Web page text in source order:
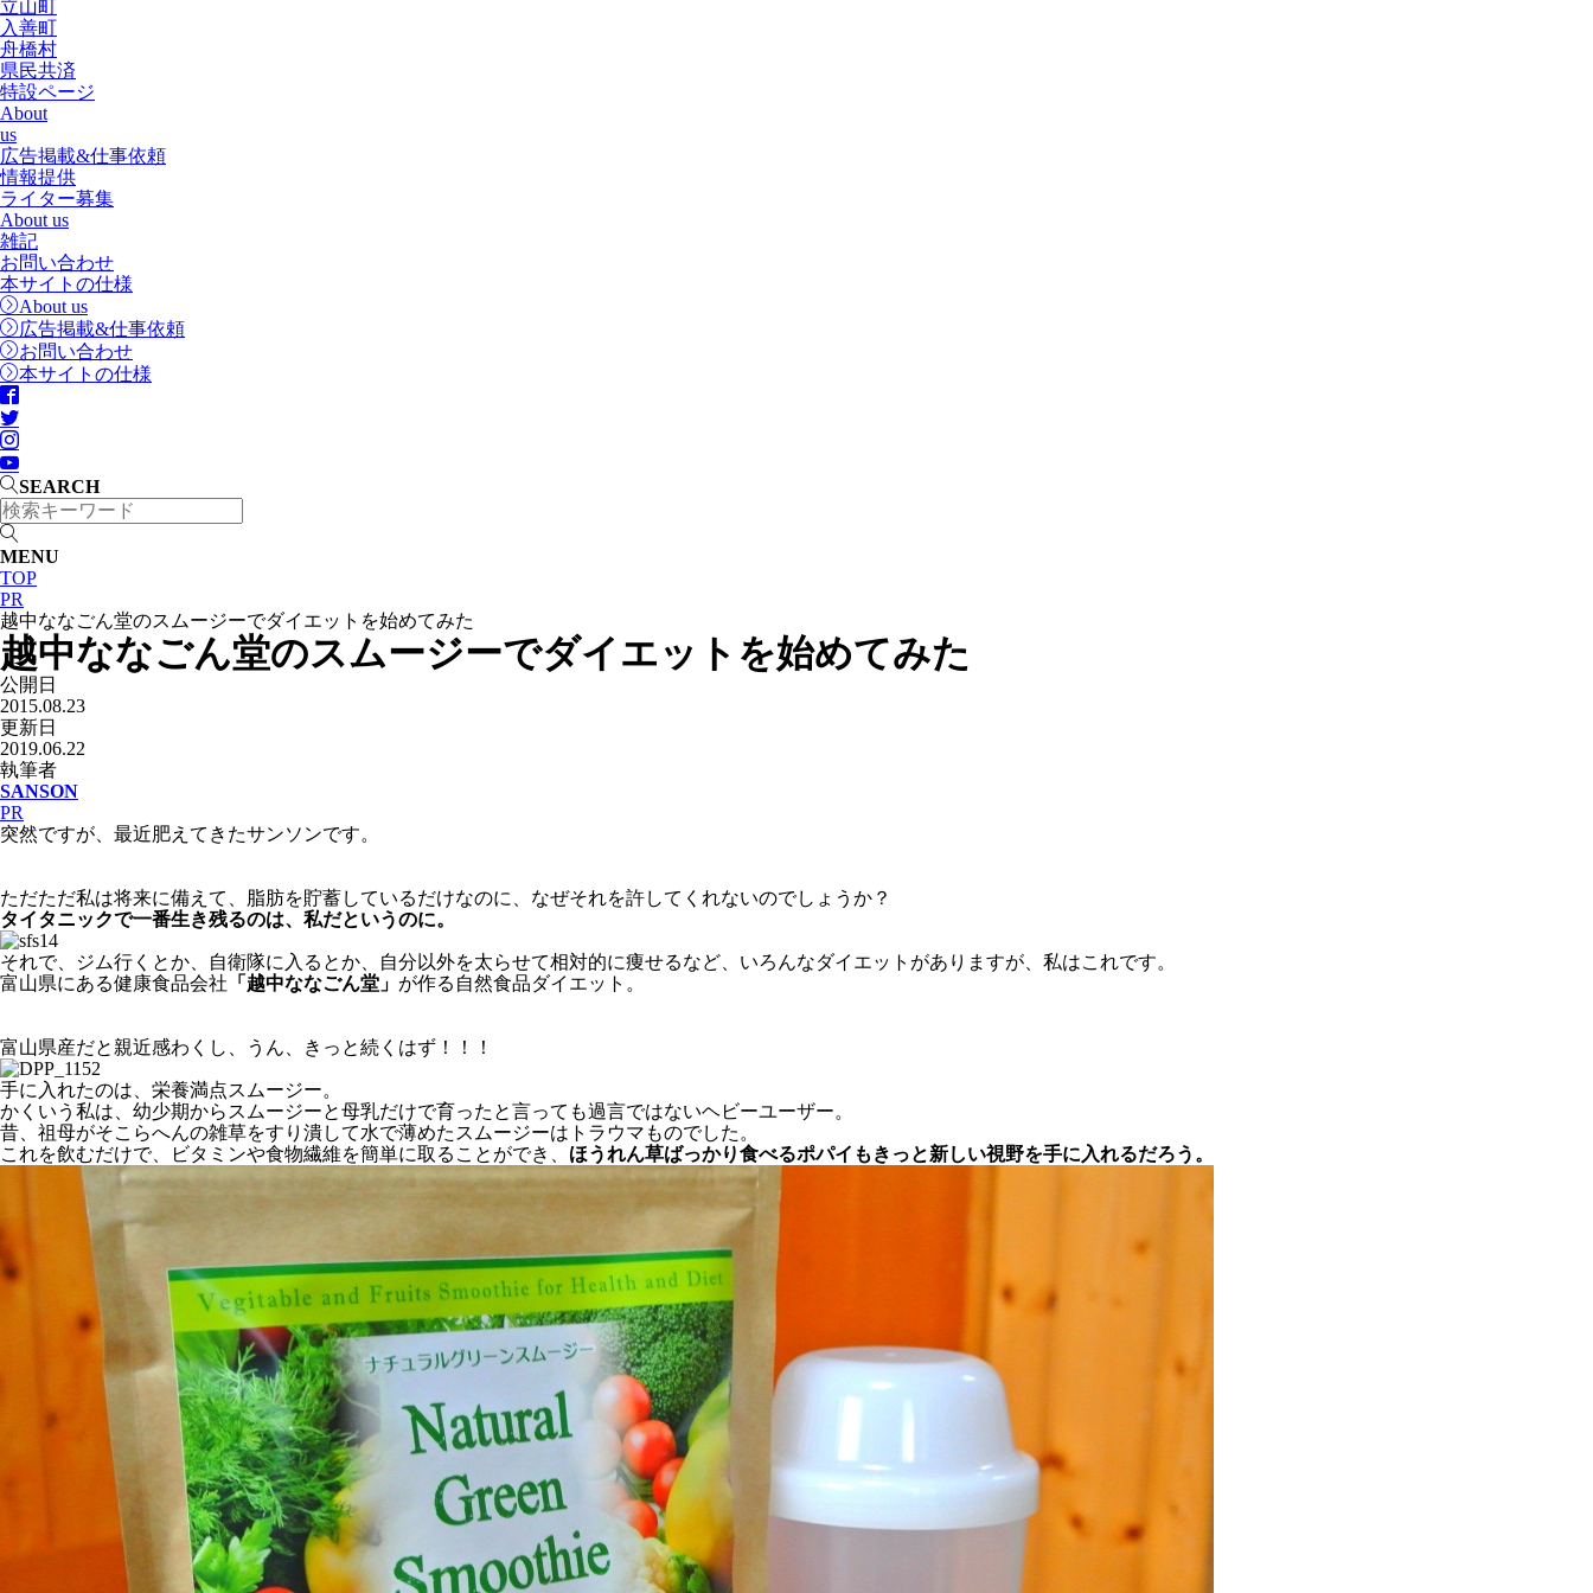
立山町
入善町
舟橋村
県民共済
特設ページ
About
us
広告掲載&仕事依頼
情報提供
ライター募集
About us
雑記
お問い合わせ
本サイトの仕様
About us
広告掲載&仕事依頼
お問い合わせ
本サイトの仕様
SEARCH
MENU
TOP
PR
越中ななごん堂のスムージーでダイエットを始めてみた
越中ななごん堂のスムージーでダイエットを始めてみた
公開日
2015.08.23
更新日
2019.06.22
執筆者
SANSON
PR
突然ですが、最近肥えてきたサンソンです。
ただただ私は将来に備えて、脂肪を貯蓄しているだけなのに、なぜそれを許してくれないのでしょうか？
タイタニックで一番生き残るのは、私だというのに。
それで、ジム行くとか、自衛隊に入るとか、自分以外を太らせて相対的に痩せるなど、いろんなダイエットがありますが、私はこれです。
富山県にある健康食品会社 「越中ななごん堂」 が作る自然食品ダイエット。
富山県産だと親近感わくし、うん、きっと続くはず！！！
手に入れたのは、栄養満点スムージー。
かくいう私は、幼少期からスムージーと母乳だけで育ったと言っても過言ではないヘビーユーザー。
昔、祖母がそこらへんの雑草をすり潰して水で薄めたスムージーはトラウマものでした。
これを飲むだけで、ビタミンや食物繊維を簡単に取ることができ、 ほうれん草ばっかり食べるポパイもきっと新しい視野を手に入れるだろう。